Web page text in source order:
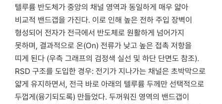
텔루륨 반도체가 중앙의 채널 영역과 동일하게 매우 얇아
비교적 밴드갭을 가진다. 이로 인해 높은 전하 주입 장벽이
형성되어 전자가 전극에서 반도체로 원활하게 넘어가지
못하며, 결과적으로 온(On) 전류가 낮고 높은 접촉 저항을
띠게 된다 (우측 그래프의 검정색 실선 및 하단 단면도 참조).
RSD 구조를 도입한 경우: 전기가 지나가는 채널은 초박막으로
얇게 유지하면서, 전극 바로 아래의 텔루륨 두께만 선택적으로
두껍게(융기되도록) 만들었다. 두꺼워진 영역의 밴드갭이